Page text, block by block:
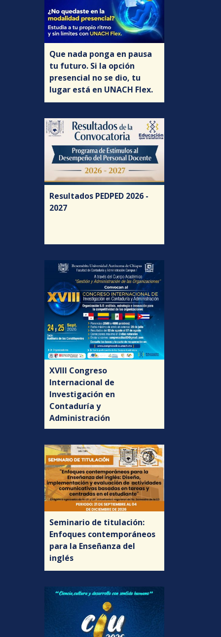
Que nada ponga en pausa
tu futuro. Si la opción
presencial no se dio, tu
lugar está en UNACH Flex.
Resultados PEDPED 2026 -
2027
XVIII Congreso
Internacional de
Investigación en
Contaduría y
Administración
Seminario de titulación:
Enfoques contemporáneos
para la Enseñanza del
inglés